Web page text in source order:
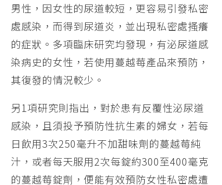
男性，因女性的尿道較短，更容易引發私密
處感染，而得到尿道炎，並出現私密處搔癢
的症狀。多項臨床研究均發現，有泌尿道感
染病史的女性，若使用蔓越莓產品來預防，
其復發的情況較少。
另1項研究則指出，對於患有反覆性泌尿道
感染，且須投予預防性抗生素的婦女，若每
日飲用3次250毫升不加甜味劑的蔓越莓純
汁，或者每天服用2次每錠約300至400毫克
的蔓越莓錠劑，便能有效預防女性私密處遭